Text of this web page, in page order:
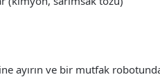
ayırın ve bir mutfak